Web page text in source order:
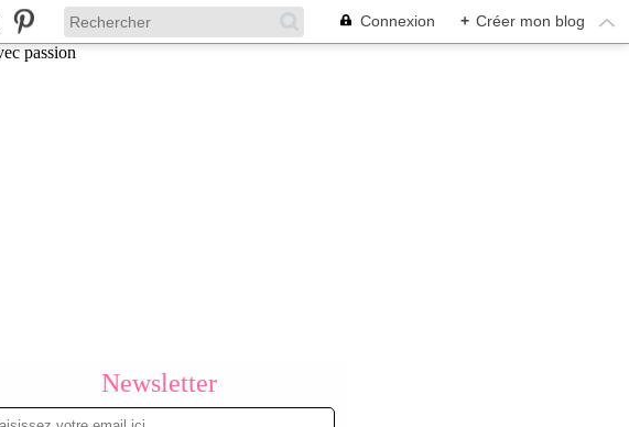
Connexion + Créer mon blog
Newsletter